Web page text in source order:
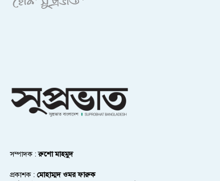
সম্পাদক :রুশো মাহমুদ
প্রকাশক : মোহাম্মদ ওমর ফারুক